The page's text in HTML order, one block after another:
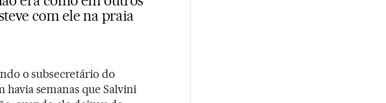
com ele na praia
o subsecretário do
semanas que Salvini